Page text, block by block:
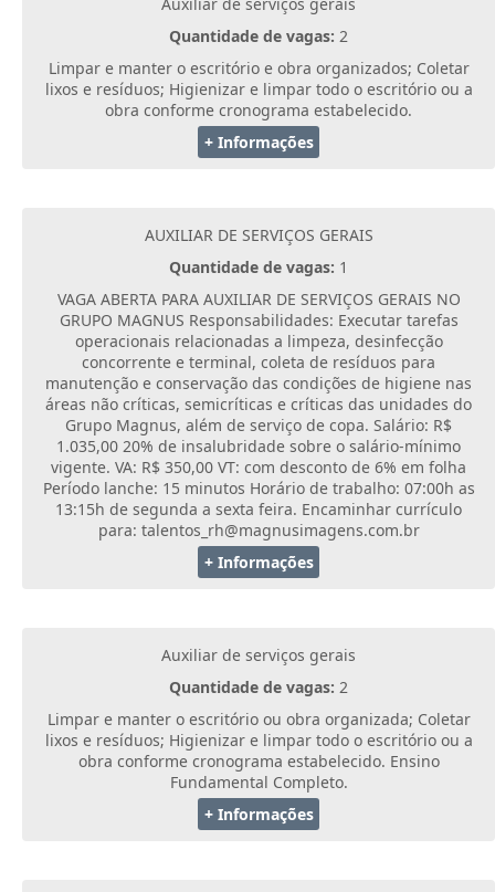
Quantidade de vagas: 2
Limpar e manter o escritório e obra organizados; Coletar
lixos e resíduos; Higienizar e limpar todo o escritório ou a
obra conforme cronograma estabelecido.
+ Informações
AUXILIAR DE SERVIÇOS GERAIS
Quantidade de vagas: 1
VAGA ABERTA PARA AUXILIAR DE SERVIÇOS GERAIS NO
GRUPO MAGNUS Responsabilidades: Executar tarefas
operacionais relacionadas a limpeza, desinfecção
concorrente e terminal, coleta de resíduos para
manutenção e conservação das condições de higiene nas
áreas não críticas, semicríticas e críticas das unidades do
Grupo Magnus, além de serviço de copa. Salário: R$
1.035,00 20% de insalubridade sobre o salário-mínimo
vigente. VA: R$ 350,00 VT: com desconto de 6% em folha
Período lanche: 15 minutos Horário de trabalho: 07:00h as
13:15h de segunda a sexta feira. Encaminhar currículo
para: talentos_rh@magnusimagens.com.br
+ Informações
Auxiliar de serviços gerais
Quantidade de vagas: 2
Limpar e manter o escritório ou obra organizada; Coletar
lixos e resíduos; Higienizar e limpar todo o escritório ou a
obra conforme cronograma estabelecido. Ensino
Fundamental Completo.
+ Informações